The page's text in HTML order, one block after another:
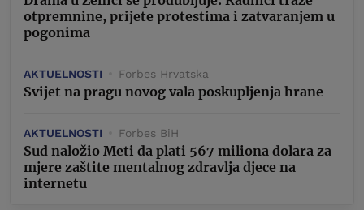
otpremnine, prijete protestima i zatvaranjem u
pogonima
AKTUELNOSTI Forbes Hrvatska
Svijet na pragu novog vala poskupljenja hrane
AKTUELNOSTI Forbes BiH
Sud naložio Meti da plati 567 miliona dolara za
mjere zaštite mentalnog zdravlja djece na
internetu